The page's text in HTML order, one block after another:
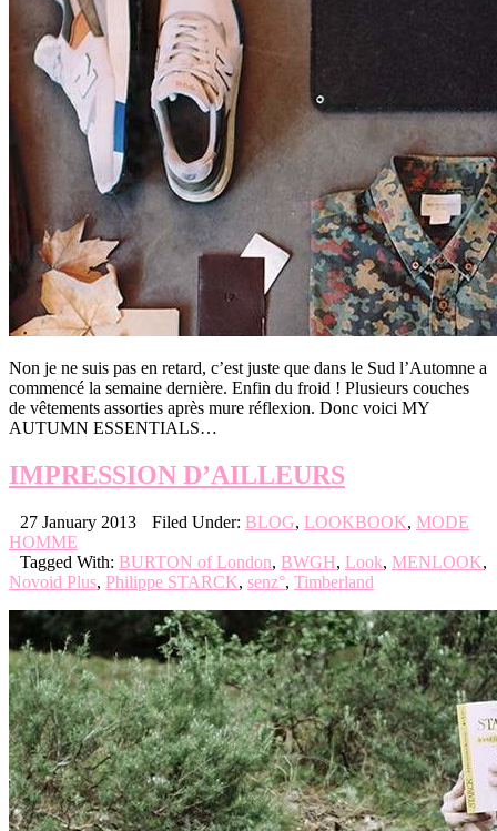
Non je ne suis pas en retard, c’est juste que dans le Sud l’Automne a
commencé la semaine dernière. Enfin du froid ! Plusieurs couches
de vêtements assorties après mure réflexion. Donc voici MY
AUTUMN ESSENTIALS…
IMPRESSION D’AILLEURS
27 January 2013 Filed Under: BLOG, LOOKBOOK, MODE
HOMME
Tagged With: BURTON of London, BWGH, Look, MENLOOK,
Novoid Plus, Philippe STARCK, senz°, Timberland